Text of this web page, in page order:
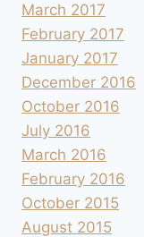
March 2017
February 2017
January 2017
December 2016
October 2016
July 2016
March 2016
February 2016
October 2015
August 2015